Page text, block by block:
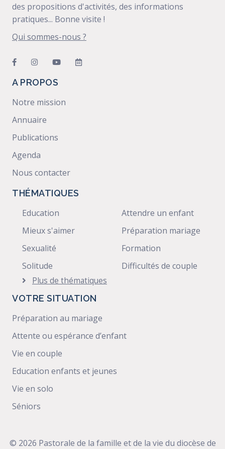
des propositions d'activités, des informations
pratiques... Bonne visite !
Qui sommes-nous ?
A PROPOS
Notre mission
Annuaire
Publications
Agenda
Nous contacter
THÉMATIQUES
Education
Mieux s'aimer
Sexualité
Solitude
Attendre un enfant
Préparation mariage
Formation
Difficultés de couple
Plus de thématiques
VOTRE SITUATION
Préparation au mariage
Attente ou espérance d’enfant
Vie en couple
Education enfants et jeunes
Vie en solo
Séniors
© 2026 Pastorale de la famille et de la vie du diocèse de